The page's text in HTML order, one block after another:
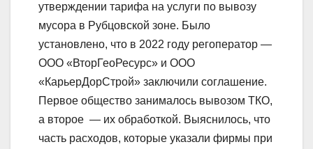
утверждении тарифа на услуги по вывозу
мусора в Рубцовской зоне. Было
установлено, что в 2022 году регоператор —
ООО «ВторГеоРесурс» и ООО
«КарьерДорСтрой» заключили соглашение.
Первое общество занималось вывозом ТКО,
а второе — их обработкой. Выяснилось, что
часть расходов, которые указали фирмы при